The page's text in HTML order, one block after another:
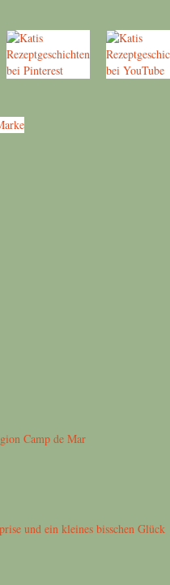
Camp de Mar
und ein kleines bisschen Glück